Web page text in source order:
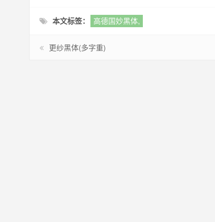
本文标签： 高德国妙黑体,
更纱黑体(多字重)